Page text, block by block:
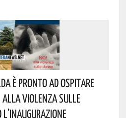
È Pronto Ad Ospitare
Alla Violenza Sulle
L’inaugurazione